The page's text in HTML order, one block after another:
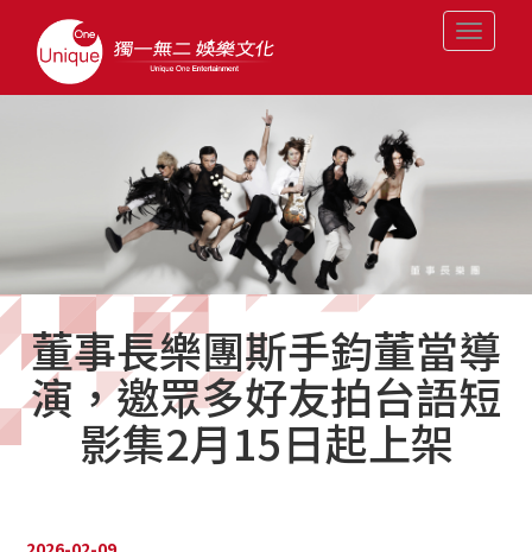
Toggle
董事長樂團斯手鈞董當導
演，邀眾多好友拍台語短
影集2月15日起上架